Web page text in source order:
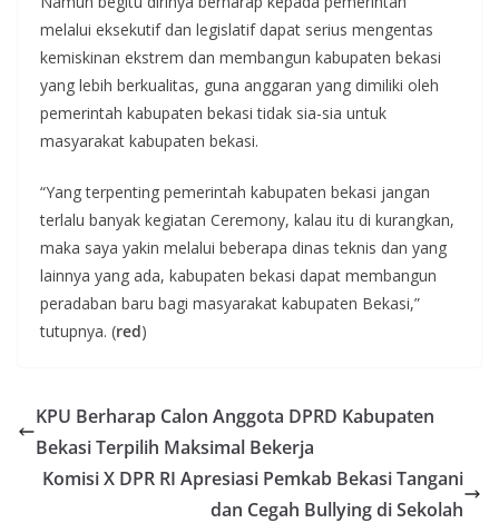
melalui eksekutif dan legislatif dapat serius mengentas
kemiskinan ekstrem dan membangun kabupaten bekasi
yang lebih berkualitas, guna anggaran yang dimiliki oleh
pemerintah kabupaten bekasi tidak sia-sia untuk
masyarakat kabupaten bekasi.
“Yang terpenting pemerintah kabupaten bekasi jangan
terlalu banyak kegiatan Ceremony, kalau itu di kurangkan,
maka saya yakin melalui beberapa dinas teknis dan yang
lainnya yang ada, kabupaten bekasi dapat membangun
peradaban baru bagi masyarakat kabupaten Bekasi,”
tutupnya. (red)
KPU Berharap Calon Anggota DPRD Kabupaten
Bekasi Terpilih Maksimal Bekerja
Komisi X DPR RI Apresiasi Pemkab Bekasi Tangani
dan Cegah Bullying di Sekolah